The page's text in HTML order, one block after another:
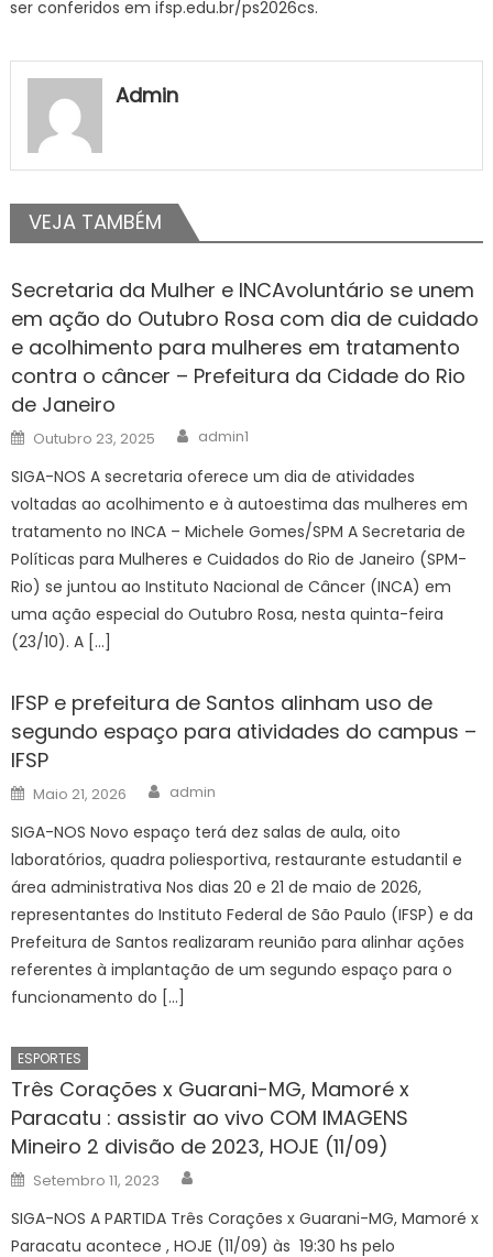
ser conferidos em ifsp.edu.br/ps2026cs.
Admin
VEJA TAMBÉM
Secretaria da Mulher e INCAvoluntário se unem
em ação do Outubro Rosa com dia de cuidado
e acolhimento para mulheres em tratamento
contra o câncer – Prefeitura da Cidade do Rio
de Janeiro
Posted
on
Outubro 23, 2025 Author
admin1
SIGA-NOS A secretaria oferece um dia de atividades
voltadas ao acolhimento e à autoestima das mulheres em
tratamento no INCA – Michele Gomes/SPM A Secretaria de
Políticas para Mulheres e Cuidados do Rio de Janeiro (SPM-
Rio) se juntou ao Instituto Nacional de Câncer (INCA) em
uma ação especial do Outubro Rosa, nesta quinta-feira
(23/10). A […]
IFSP e prefeitura de Santos alinham uso de
segundo espaço para atividades do campus –
IFSP
Posted
on
Maio 21, 2026 Author
admin
SIGA-NOS Novo espaço terá dez salas de aula, oito
laboratórios, quadra poliesportiva, restaurante estudantil e
área administrativa Nos dias 20 e 21 de maio de 2026,
representantes do Instituto Federal de São Paulo (IFSP) e da
Prefeitura de Santos realizaram reunião para alinhar ações
referentes à implantação de um segundo espaço para o
funcionamento do […]
ESPORTES
Três Corações x Guarani-MG, Mamoré x
Paracatu : assistir ao vivo COM IMAGENS
Mineiro 2 divisão de 2023, HOJE (11/09)
Posted
on
Setembro 11, 2023
SIGA-NOS A PARTIDA Três Corações x Guarani-MG, Mamoré x
Paracatu acontece , HOJE (11/09) às 19:30 hs pelo